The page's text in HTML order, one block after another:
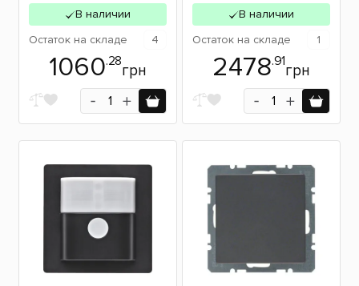
47596089В наличии
Остаток на складе 4
1060.28
грн
В наличии
Остаток на складе 1
2478.91
грн